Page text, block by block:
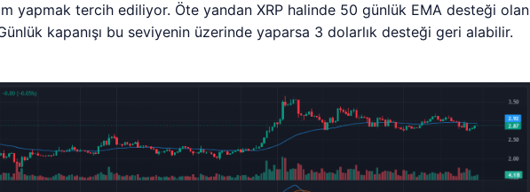
yapmak tercih ediliyor. Öte yandan XRP halinde 50 günlük EMA desteği olan
kapanışı bu seviyenin üzerinde yaparsa 3 dolarlık desteği geri alabilir.